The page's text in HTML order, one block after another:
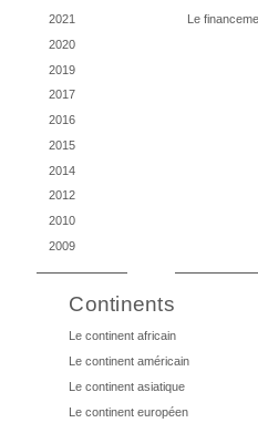
2021
2020
2019
2017
2016
2015
2014
2012
2010
2009
Le
Continents
Le continent africain
Le continent américain
Le continent asiatique
Le continent européen